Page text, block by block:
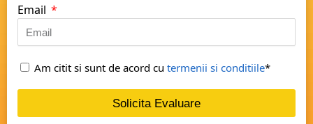
Email
Am citit si sunt de acord cu termenii si conditiile*
Solicita Evaluare